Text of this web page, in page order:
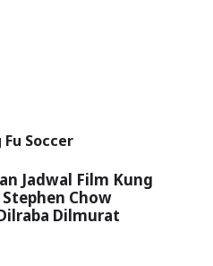
Soccer
Jadwal Film Kung
Stephen Chow
Dilmurat